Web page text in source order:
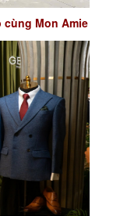
cùng Mon Amie